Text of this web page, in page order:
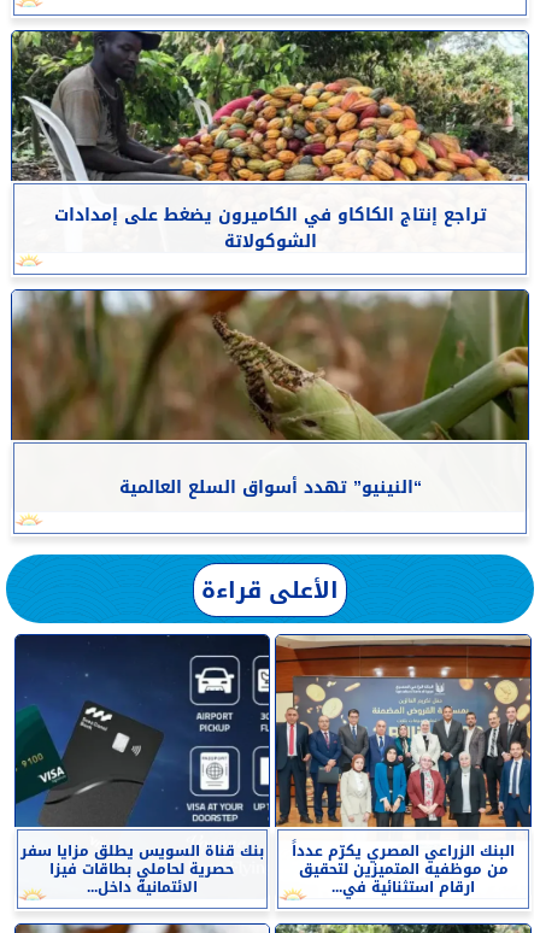
تراجع إنتاج الكاكاو في الكاميرون يضغط على إمدادات
الشوكولاتة
“النينيو” تهدد أسواق السلع العالمية
الأعلى قراءة
البنك الزراعي المصري يكرّم عدداً
من موظفيه المتميزين لتحقيق
ارقام استثنائية في...
بنك قناة السويس يطلق مزايا سفر
حصرية لحاملي بطاقات فيزا
الائتمانية داخل...